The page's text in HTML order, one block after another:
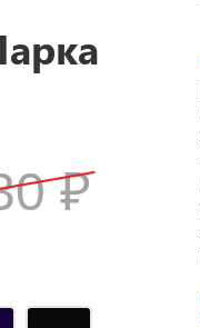
₽